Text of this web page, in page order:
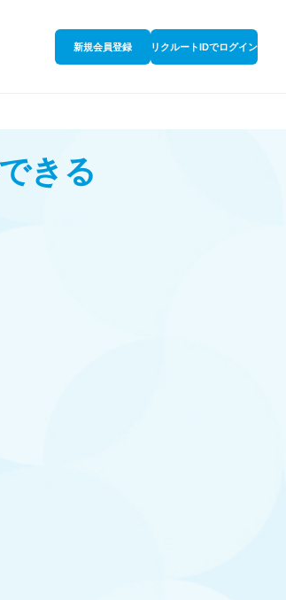
新規会員登録 リクルートIDでログイン
きる